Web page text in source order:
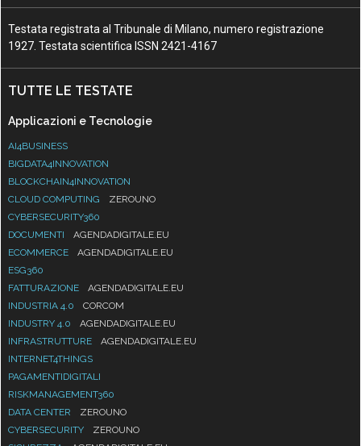
Testata registrata al Tribunale di Milano, numero registrazione
1927. Testata scientifica ISSN 2421-4167
TUTTE LE TESTATE
Applicazioni e Tecnologie
AI4BUSINESS
BIGDATA4INNOVATION
BLOCKCHAIN4INNOVATION
CLOUD COMPUTING
ZEROUNO
CYBERSECURITY360
DOCUMENTI
AGENDADIGITALE.EU
ECOMMERCE
AGENDADIGITALE.EU
ESG360
FATTURAZIONE
AGENDADIGITALE.EU
INDUSTRIA 4.0
CORCOM
INDUSTRY 4.0
AGENDADIGITALE.EU
INFRASTRUTTURE
AGENDADIGITALE.EU
INTERNET4THINGS
PAGAMENTIDIGITALI
RISKMANAGEMENT360
DATA CENTER
ZEROUNO
CYBERSECURITY
ZEROUNO